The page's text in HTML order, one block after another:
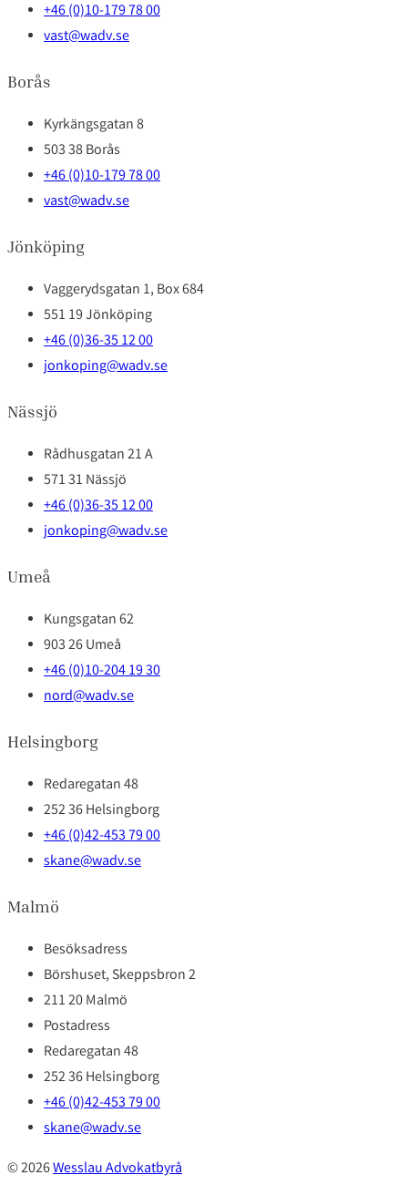
+46 (0)10-179 78 00
vast@wadv.se
Borås
Kyrkängsgatan 8
503 38 Borås
+46 (0)10-179 78 00
vast@wadv.se
Jönköping
Vaggerydsgatan 1, Box 684
551 19 Jönköping
+46 (0)36-35 12 00
jonkoping@wadv.se
Nässjö
Rådhusgatan 21 A
571 31 Nässjö
+46 (0)36-35 12 00
jonkoping@wadv.se
Umeå
Kungsgatan 62
903 26 Umeå
+46 (0)10-204 19 30
nord@wadv.se
Helsingborg
Redaregatan 48
252 36 Helsingborg
+46 (0)42-453 79 00
skane@wadv.se
Malmö
Besöksadress
Börshuset, Skeppsbron 2
211 20 Malmö
Postadress
Redaregatan 48
252 36 Helsingborg
+46 (0)42-453 79 00
skane@wadv.se
© 2026Wesslau Advokatbyrå